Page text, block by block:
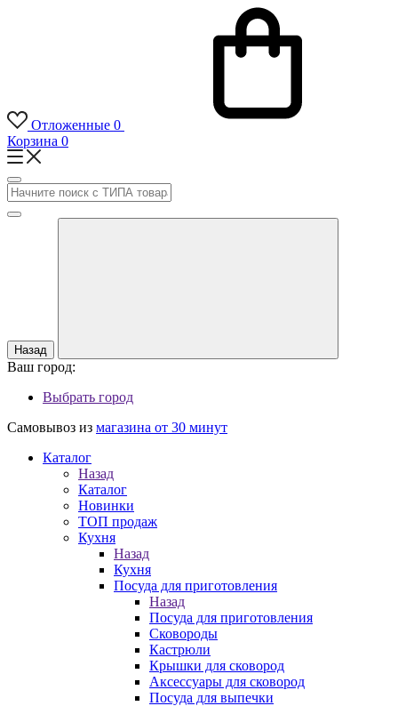
Отложенные 0
Корзина 0
Назад
Ваш город:
Выбрать город
Самовывоз из магазина от 30 минут
Каталог
Назад
Каталог
Новинки
ТОП продаж
Кухня
Назад
Кухня
Посуда для приготовления
Назад
Посуда для приготовления
Сковороды
Кастрюли
Крышки для сковород
Аксессуары для сковород
Посуда для выпечки